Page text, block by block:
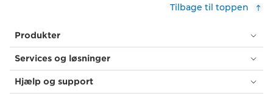
Tilbage til toppen
Produkter
Services og løsninger
Hjælp og support